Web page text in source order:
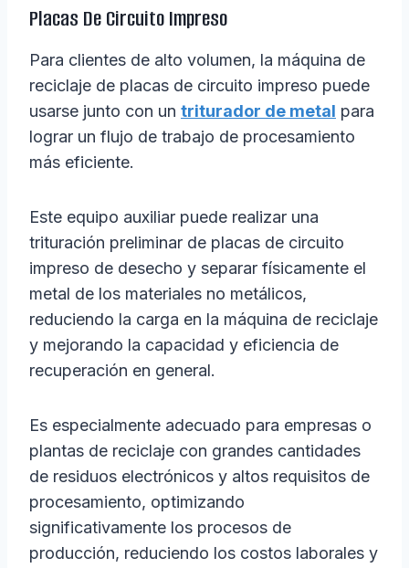
Placas De Circuito Impreso
Para clientes de alto volumen, la máquina de
reciclaje de placas de circuito impreso puede
usarse junto con un triturador de metal para
lograr un flujo de trabajo de procesamiento
más eficiente.
Este equipo auxiliar puede realizar una
trituración preliminar de placas de circuito
impreso de desecho y separar físicamente el
metal de los materiales no metálicos,
reduciendo la carga en la máquina de reciclaje
y mejorando la capacidad y eficiencia de
recuperación en general.
Es especialmente adecuado para empresas o
plantas de reciclaje con grandes cantidades
de residuos electrónicos y altos requisitos de
procesamiento, optimizando
significativamente los procesos de
producción, reduciendo los costos laborales y